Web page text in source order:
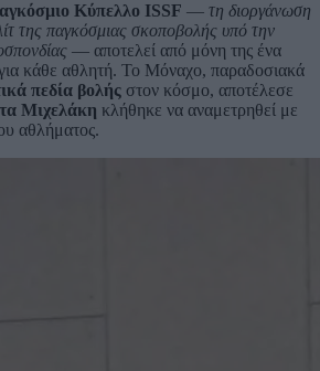
Κύπελλο ISSF — τη διοργάνωση
της παγκόσμιας σκοποβολής υπό την
— αποτελεί από μόνη της ένα
κάθε αθλητή. Το Μόναχο, παραδοσιακά
πεδία βολής στον κόσμο, αποτέλεσε
Μιχελάκη κλήθηκε να αναμετρηθεί με
αθλήματος.